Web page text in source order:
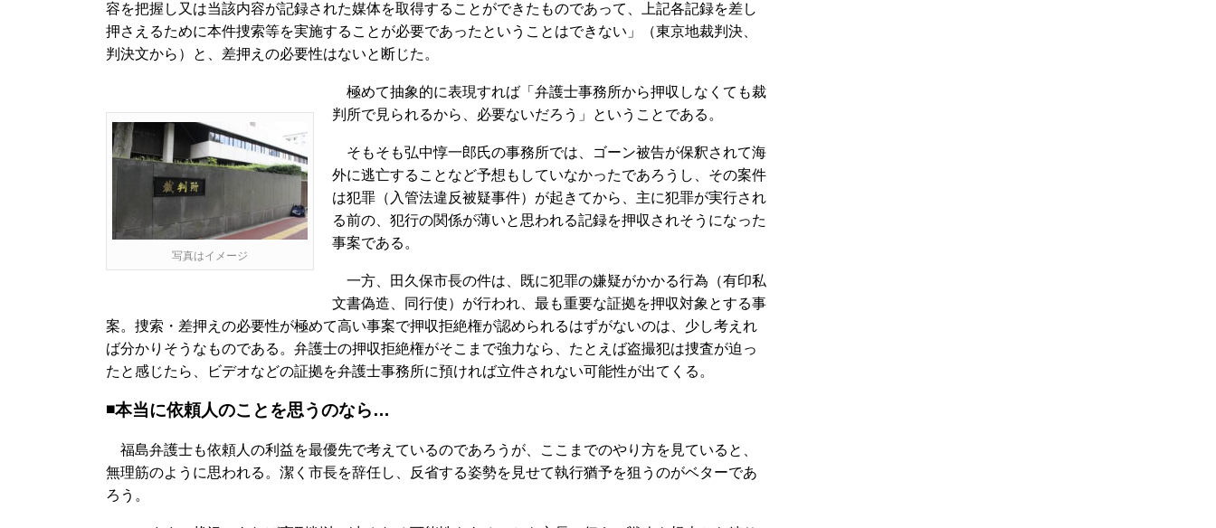
容を把握し又は当該内容が記録された媒体を取得することができたものであって、上記各記録を差し
押さえるために本件捜索等を実施することが必要であったということはできない」（東京地裁判決、
判決文から）と、差押えの必要性はないと断じた。
写真はイメージ
極めて抽象的に表現すれば「弁護士事務所から押収しなくても裁
判所で見られるから、必要ないだろう」ということである。
そもそも弘中惇一郎氏の事務所では、ゴーン被告が保釈されて海
外に逃亡することなど予想もしていなかったであろうし、その案件
は犯罪（入管法違反被疑事件）が起きてから、主に犯罪が実行され
る前の、犯行の関係が薄いと思われる記録を押収されそうになった
事案である。
一方、田久保市長の件は、既に犯罪の嫌疑がかかる行為（有印私
文書偽造、同行使）が行われ、最も重要な証拠を押収対象とする事
案。捜索・差押えの必要性が極めて高い事案で押収拒絶権が認められるはずがないのは、少し考えれ
ば分かりそうなものである。弁護士の押収拒絶権がそこまで強力なら、たとえば盗撮犯は捜査が迫っ
たと感じたら、ビデオなどの証拠を弁護士事務所に預ければ立件されない可能性が出てくる。
◾️本当に依頼人のことを思うのなら…
福島弁護士も依頼人の利益を最優先で考えているのであろうが、ここまでのやり方を見ていると、
無理筋のように思われる。潔く市長を辞任し、反省する姿勢を見せて執行猶予を狙うのがベターであ
ろう。